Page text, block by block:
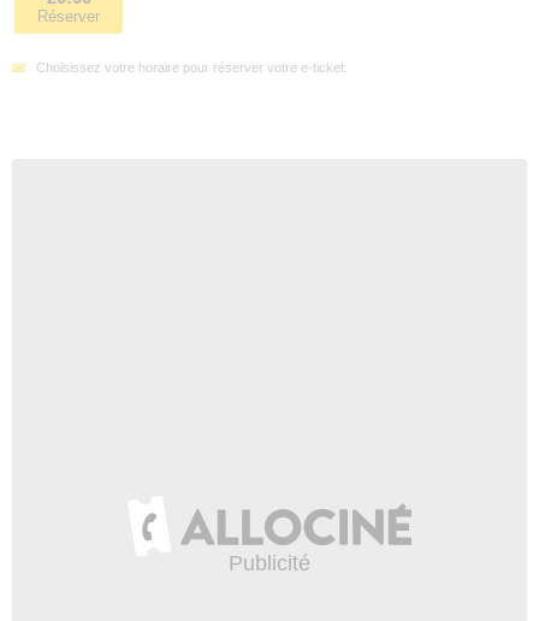
Réserver
Choisissez votre horaire pour réserver votre e-ticket.